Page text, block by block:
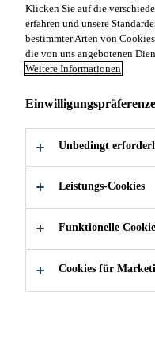
Produkte und Systeme
Klicken Sie auf die
erfahren und unsere
bestimmter Arten von
die von uns angebotenen
Weitere Informationen
Unbedingt
Leistungs-Cookies
Funktionelle
Cookies für